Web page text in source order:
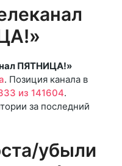
ПЯТНИЦА!»
. Позиция канала в
из 141604.
за последний
убыли